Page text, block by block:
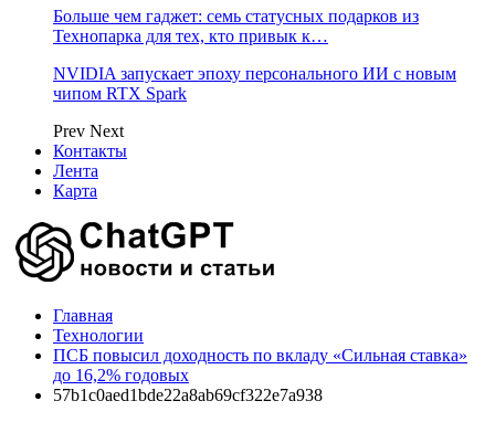
Больше чем гаджет: семь статусных подарков из
Технопарка для тех, кто привык к…
NVIDIA запускает эпоху персонального ИИ с новым
чипом RTX Spark
Prev Next
Контакты
Лента
Карта
Главная
Технологии
ПСБ повысил доходность по вкладу «Сильная ставка»
до 16,2% годовых
57b1c0aed1bde22a8ab69cf322e7a938